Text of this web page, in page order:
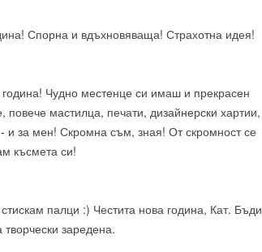
Спорна и вдъхновяваща! Страхотна идея!
година! Чудно местенце си имаш и прекрасен
повече мастилца, печати, дизайнерски хартии,
и за мен! Скромна съм, зная! От скромност се
късмета си!
палци :) Честита нова година, Кат. Бъди
творчески заредена.